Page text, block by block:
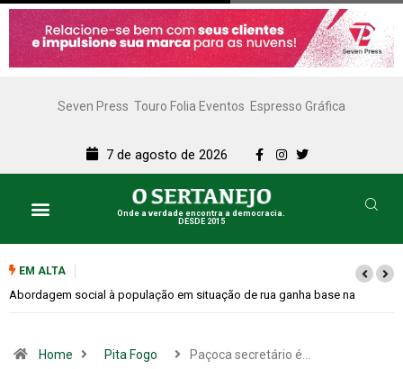
Seven Press Touro Folia Eventos Espresso Gráfica
7 de agosto de 2026
Onde a verdade encontra a democracia.
DESDE 2015
EM ALTA Cemitérios terão horário especial e missas no Dia dos Pais